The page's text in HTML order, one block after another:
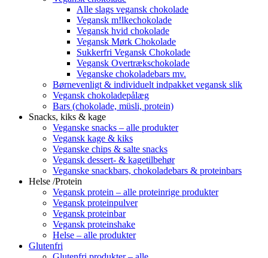
Alle slags vegansk chokolade
Vegansk m!lkechokolade
Vegansk hvid chokolade
Vegansk Mørk Chokolade
Sukkerfri Vegansk Chokolade
Vegansk Overtrækschokolade
Veganske chokoladebars mv.
Børnevenligt & individuelt indpakket vegansk slik
Vegansk chokoladepålæg
Bars (chokolade, müsli, protein)
Snacks, kiks & kage
Veganske snacks – alle produkter
Vegansk kage & kiks
Veganske chips & salte snacks
Vegansk dessert- & kagetilbehør
Veganske snackbars, chokoladebars & proteinbars
Helse /Protein
Vegansk protein – alle proteinrige produkter
Vegansk proteinpulver
Vegansk proteinbar
Vegansk proteinshake
Helse – alle produkter
Glutenfri